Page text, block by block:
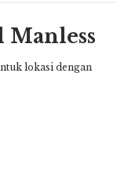
Manless
lokasi dengan